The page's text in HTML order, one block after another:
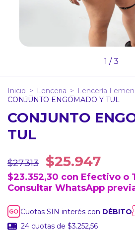
1 /3
Inicio > Lenceria > Lencería
CONJUNTO ENGOMADO Y TUL
CONJUNTO
TUL
$27.313 $25.947
$23.352,30 con Efectivo o
Consultar WhatsApp
Cuotas SIN interés con DÉBITO
24 cuotas de $3.252,56